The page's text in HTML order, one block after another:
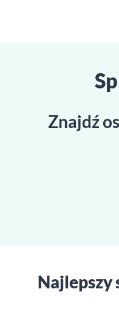
Znajdź
Najlepszy